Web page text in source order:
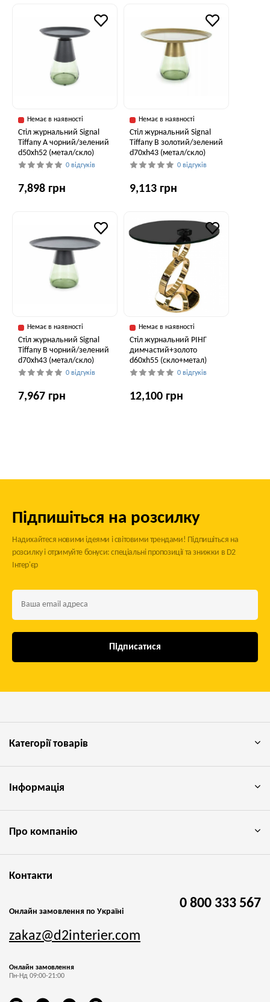
Немає в наявності
Стіл журнальний Signal
Tiffany A чорний/зелений
d50хh52 (метал/скло)
0 відгуків
7,898 грн
Немає в наявності
Стіл журнальний Signal
Tiffany B золотий/зелений
d70хh43 (метал/скло)
0 відгуків
9,113 грн
Немає в наявності
Стіл журнальний Signal
Tiffany B чорний/зелений
d70хh43 (метал/скло)
0 відгуків
7,967 грн
Немає в наявності
Стіл журнальний РІНГ
димчастий+золото
d60xh55 (скло+метал)
0 відгуків
12,100 грн
Підпишіться на розсилку
Надихайтеся новими ідеями і світовими трендами! Підпишіться на
розсилку і отримуйте бонуси: спеціальні пропозиції та знижки в D2
Інтер'єр
Підписатися
Категорії товарів
Інформація
Про компанію
Контакти
Онлайн замовлення по Україні
0 800 333 567
zakaz@d2interier.com
Онлайн замовлення
Пн-Нд 09:00-21:00